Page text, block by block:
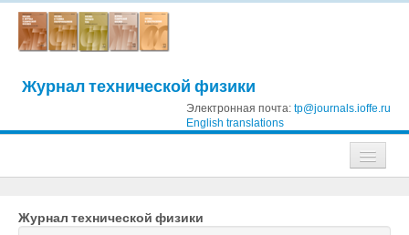
Журнал технической физики
Электронная почта: tp@journals.ioffe.ru
English translations
Журнал технической физики
Журнал технической физики